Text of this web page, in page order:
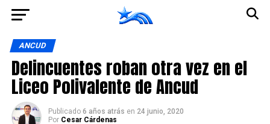
ANCUD
Delincuentes roban otra vez en el
Liceo Polivalente de Ancud
Publicado 6 años atrás en 24 junio, 2020
Por Cesar Cárdenas
Ir a la versión móvil